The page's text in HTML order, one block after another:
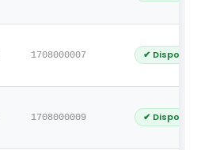
1708000007 ✔
1708000009 ✔